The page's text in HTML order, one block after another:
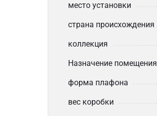
место установки
страна происхождения
коллекция
Назначение помещения
форма плафона
вес коробки